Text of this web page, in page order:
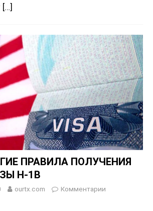
[…]
ПРАВИЛА ПОЛУЧЕНИЯ
Н-1В
ourtx.com
Комментарии